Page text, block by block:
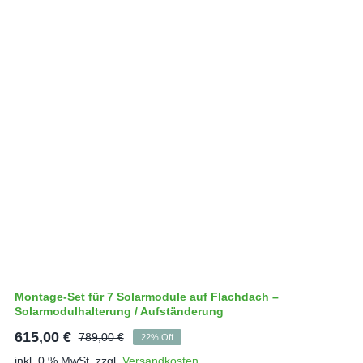
Montage-Set für 7 Solarmodule auf Flachdach –
Solarmodulhalterung / Aufständerung
789,00€
Ursprünglicher
615,00 €
Aktueller
22% Off
inkl. 0 % MwSt. zzgl. Versandkosten